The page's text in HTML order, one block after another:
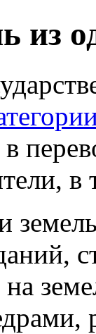
из
в